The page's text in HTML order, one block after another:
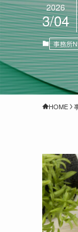
2026
3/04
事務所
HOME